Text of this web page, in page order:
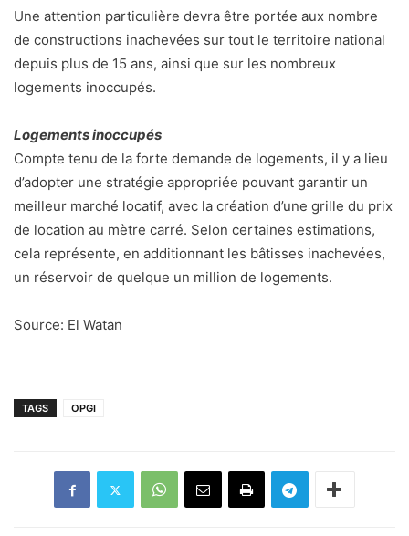
Une attention particulière devra être portée aux nombre
de constructions inachevées sur tout le territoire national
depuis plus de 15 ans, ainsi que sur les nombreux
logements inoccupés.
Logements inoccupés
Compte tenu de la forte demande de logements, il y a lieu
d’adopter une stratégie appropriée pouvant garantir un
meilleur marché locatif, avec la création d’une grille du prix
de location au mètre carré. Selon certaines estimations,
cela représente, en additionnant les bâtisses inachevées,
un réservoir de quelque un million de logements.
Source: El Watan
TAGS OPGI